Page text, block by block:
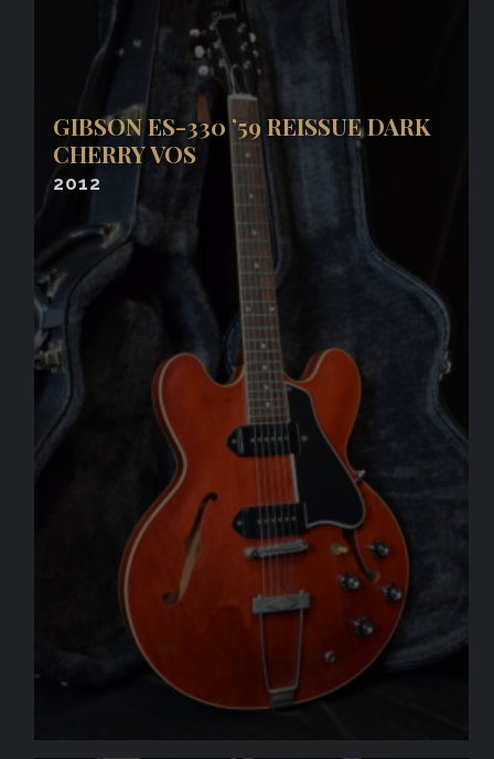
GIBSON ES-330 ’59 REISSUE DARK
CHERRY VOS
2012